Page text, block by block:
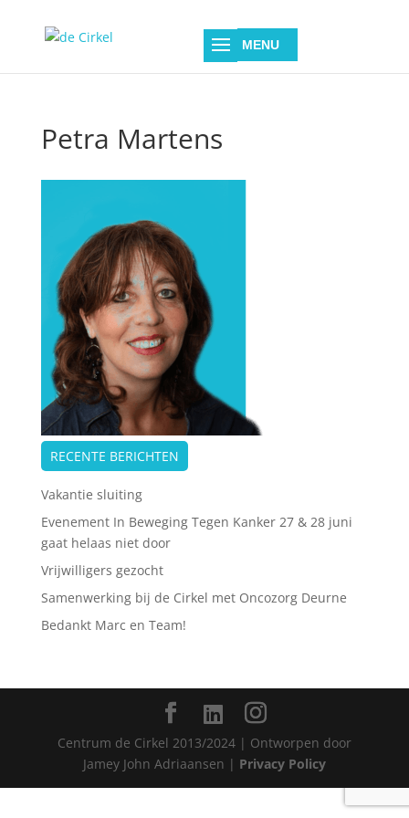
Petra Martens
RECENTE BERICHTEN
Vakantie sluiting
Evenement In Beweging Tegen Kanker 27 & 28 juni
gaat helaas niet door
Vrijwilligers gezocht
Samenwerking bij de Cirkel met Oncozorg Deurne
Bedankt Marc en Team!
Centrum de Cirkel 2013/2024 | Ontworpen door
Jamey John Adriaansen | Privacy Policy